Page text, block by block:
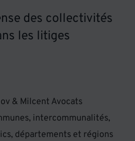
des collectivités
les litiges
& Milcent Avocats
intercommunalités,
départements et régions